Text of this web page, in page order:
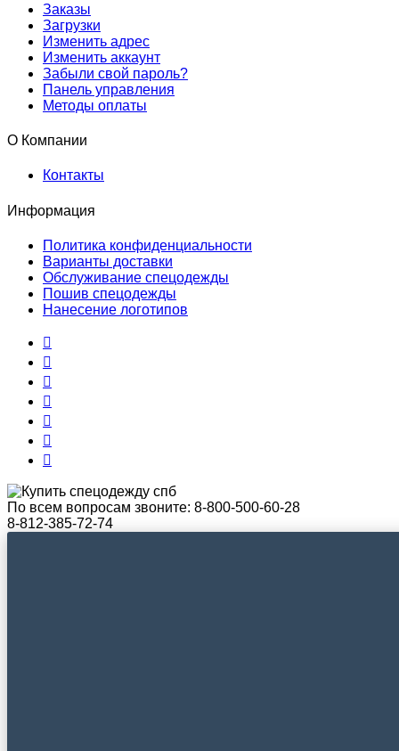
Заказы
Загрузки
Изменить адрес
Изменить аккаунт
Забыли свой пароль?
Панель управления
Методы оплаты
О Компании
Контакты
Информация
Политика конфиденциальности
Варианты доставки
Обслуживание спецодежды
Пошив спецодежды
Нанесение логотипов
По всем вопросам звоните: 8-800-500-60-28
8-812-385-72-74